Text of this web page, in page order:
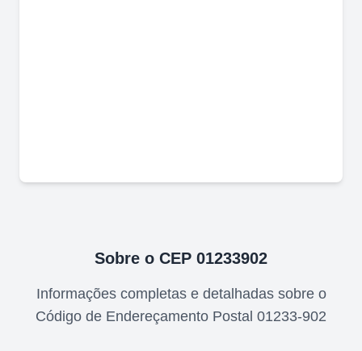
Sobre o CEP 01233902
Informações completas e detalhadas sobre o
Código de Endereçamento Postal 01233-902